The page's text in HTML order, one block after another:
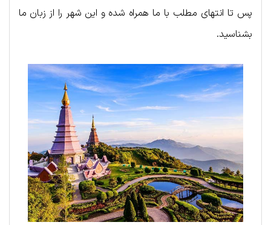
پس تا انتهای مطلب با ما همراه شده و این شهر را از زبان ما
بشناسید.